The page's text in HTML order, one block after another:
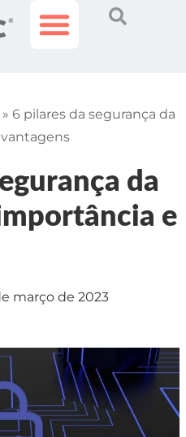
» 6 pilares da segurança da
da
e
março de 2023